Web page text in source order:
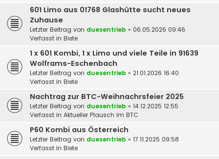
601 Limo aus 01768 Glashütte sucht neues
Zuhause
Letzter Beitrag von duesentrieb « 06.05.2026 09:46
Verfasst in Biete
1 x 601 Kombi, 1 x Limo und viele Teile in 91639
Wolframs-Eschenbach
Letzter Beitrag von duesentrieb « 21.01.2026 16:40
Verfasst in Biete
Nachtrag zur BTC-Weihnachrsfeier 2025
Letzter Beitrag von duesentrieb « 14.12.2025 12:55
Verfasst in Aktueller Plausch im BTC
P60 Kombi aus Österreich
Letzter Beitrag von duesentrieb « 17.11.2025 09:58
Verfasst in Biete